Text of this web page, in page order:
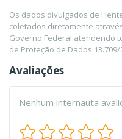
Os dados divulgados de
coletados diretamente
Governo Federal atendendo
de Proteção de Dados 13.709/
Avaliações
Nenhum internauta